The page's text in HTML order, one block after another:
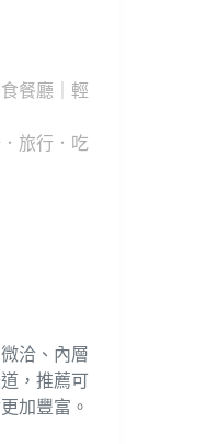
餐廳｜輕
旅行．吃
洽、內層
，推薦可
加豐富。